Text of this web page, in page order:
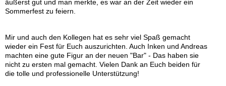
äußerst gut und man merkte, es war an der Zeit wieder ein
Sommerfest zu feiern.
Mir und auch den Kollegen hat es sehr viel Spaß gemacht
wieder ein Fest für Euch auszurichten. Auch Inken und Andreas
machten eine gute Figur an der neuen "Bar" - Das haben sie
nicht zu ersten mal gemacht. Vielen Dank an Euch beiden für
die tolle und professionelle Unterstützung!